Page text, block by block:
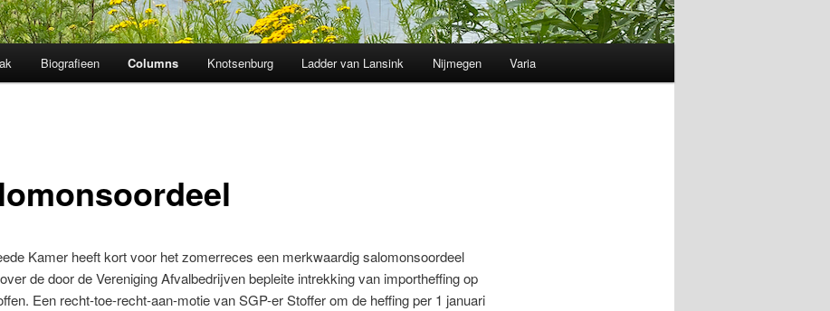
Biografieen Columns Knotsenburg Ladder van Lansink Nijmegen Varia
Kamer heeft kort voor het zomerreces een merkwaardig salomonsoordeel
de door de Vereniging Afvalbedrijven bepleite intrekking van importheffing op
Een recht-toe-recht-aan-motie van SGP-er Stoffer om de heffing per 1 januari